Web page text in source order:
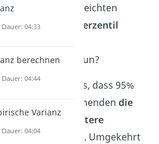
dass deiner erreichten
von 6 das
95. Perzentil
wurde.
bedeutet das nun?
drückt aus, dass 95%
Kursteilnehmenden die
oder eine schlechtere
erreicht haben. Umgekehrt
04:33
berechnen
04:44
Varianz
04:04